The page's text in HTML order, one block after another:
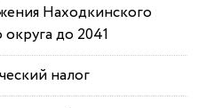
Находкинского
до 2041
налог